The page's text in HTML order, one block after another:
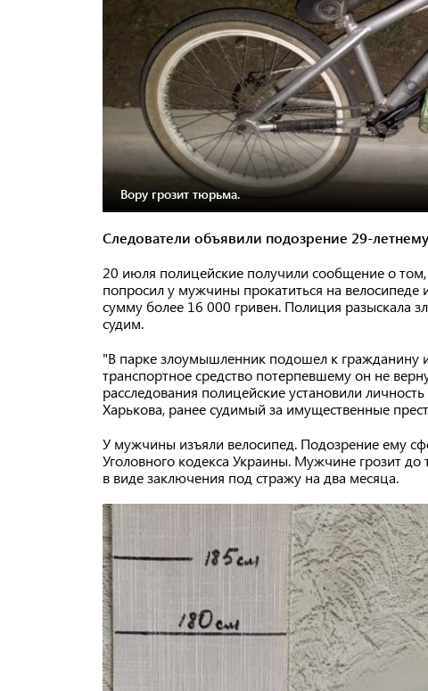
Вору грозит тюрьма.
Следователи объявили подозрение 29-
20 июля полицейские получили сообщение о
попросил у мужчины прокатиться на велосипеде
сумму более 16 000 гривен. Полиция разыскала
судим.
"В парке злоумышленник подошел к гражданину
транспортное средство потерпевшему он не
расследования полицейские установили
Харькова, ранее судимый за имущественные
У мужчины изъяли велосипед. Подозрение ему
Уголовного кодекса Украины. Мужчине грозит
в виде заключения под стражу на два месяца.